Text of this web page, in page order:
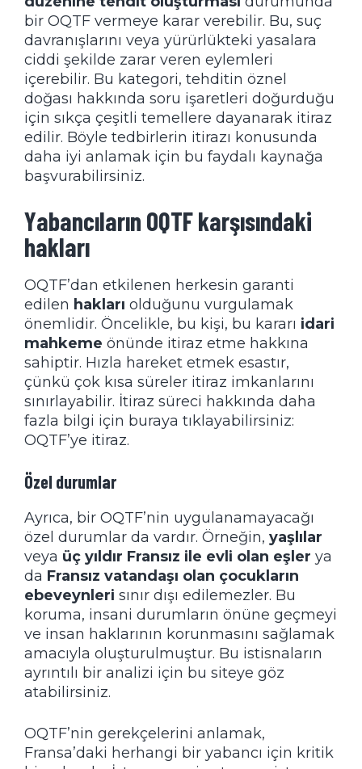
bir OQTF vermeye karar verebilir. Bu, suç
davranışlarını veya yürürlükteki yasalara
ciddi şekilde zarar veren eylemleri
içerebilir. Bu kategori, tehditin öznel
doğası hakkında soru işaretleri doğurduğu
için sıkça çeşitli temellere dayanarak itiraz
edilir. Böyle tedbirlerin itirazı konusunda
daha iyi anlamak için bu faydalı kaynağa
başvurabilirsiniz.
Yabancıların OQTF karşısındaki
hakları
OQTF’dan etkilenen herkesin garanti
edilen hakları olduğunu vurgulamak
önemlidir. Öncelikle, bu kişi, bu kararı idari
mahkeme önünde itiraz etme hakkına
sahiptir. Hızla hareket etmek esastır,
çünkü çok kısa süreler itiraz imkanlarını
sınırlayabilir. İtiraz süreci hakkında daha
fazla bilgi için buraya tıklayabilirsiniz:
OQTF’ye itiraz.
Özel durumlar
Ayrıca, bir OQTF’nin uygulanamayacağı
özel durumlar da vardır. Örneğin, yaşlılar
veya üç yıldır Fransız ile evli olan eşler ya
da Fransız vatandaşı olan çocukların
ebeveynleri sınır dışı edilemezler. Bu
koruma, insani durumların önüne geçmeyi
ve insan haklarının korunmasını sağlamak
amacıyla oluşturulmuştur. Bu istisnaların
ayrıntılı bir analizi için bu siteye göz
atabilirsiniz.
OQTF’nin gerekçelerini anlamak,
Fransa’daki herhangi bir yabancı için kritik